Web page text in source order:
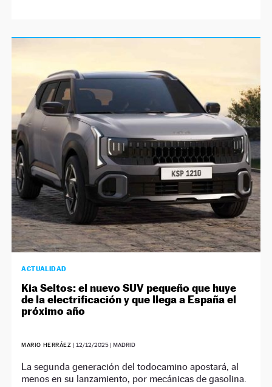
ACTUALIDAD
Kia Seltos: el nuevo SUV pequeño que huye
de la electrificación y que llega a España el
próximo año
MARIO HERRÁEZ | 12/12/2025| MADRID
La segunda generación del todocamino apostará, al
menos en su lanzamiento, por mecánicas de gasolina.